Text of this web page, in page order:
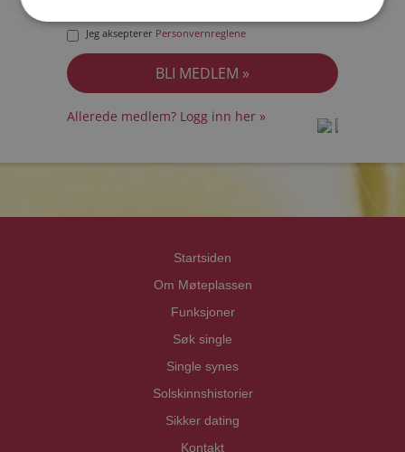
Jeg aksepterer Personvernreglene
Allerede medlem? Logg inn her »
Startsiden
Om Møteplassen
Funksjoner
Søk single
Single synes
Solskinnshistorier
Sikker dating
Kontakt